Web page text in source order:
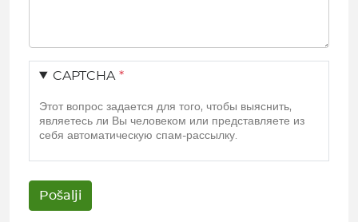
CAPTCHA
Этот вопрос задается для того, чтобы выяснить,
являетесь ли Вы человеком или представляете из
себя автоматическую спам-рассылку.